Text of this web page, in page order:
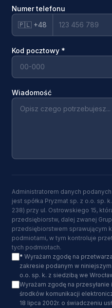
Numer telefonu
🇵🇱 +48
Kod pocztowy *
Wiadomość
Administratorem danych
jest spółka Pryzmat sp. z o.o. sp.
238) przy ul. Ostrowskiego 15,
przedsiębiorstw, dalej zwanej
przedsiębiorstwem sprawującym
podmiotami, w tym kontroluje
tych podmiotach.
* Wyrażam zgodę na
zakresie podanym w
o.o. sp. k. z siedzibą we
Wyrażam zgodę na
środków komunikacji
18 lipca 2002r. o świadczeniu